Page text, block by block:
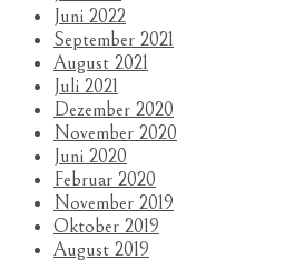
Juni 2022
September 2021
August 2021
Juli 2021
Dezember 2020
November 2020
Juni 2020
Februar 2020
November 2019
Oktober 2019
August 2019